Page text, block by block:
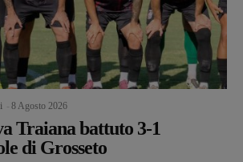
8 Agosto 2026
Traiana battuto 3-1
di Grosseto